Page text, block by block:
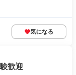
気になる
歓迎